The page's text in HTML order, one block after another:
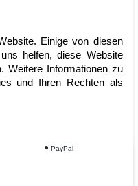
Einige von diesen
helfen, diese Website
Weitere Informationen zu
und Ihren Rechten als
PayPal